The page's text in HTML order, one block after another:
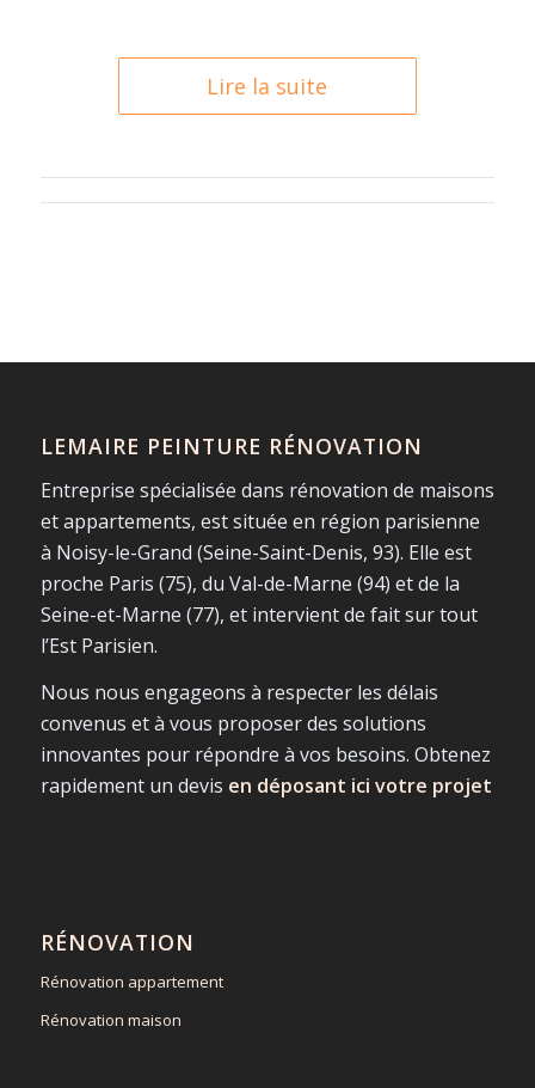
Lire la suite
LEMAIRE PEINTURE RÉNOVATION
Entreprise spécialisée dans rénovation de maisons
et appartements, est située en région parisienne
à Noisy-le-Grand (Seine-Saint-Denis, 93). Elle est
proche Paris (75), du Val-de-Marne (94) et de la
Seine-et-Marne (77), et intervient de fait sur tout
l’Est Parisien.
Nous nous engageons à respecter les délais
convenus et à vous proposer des solutions
innovantes pour répondre à vos besoins. Obtenez
rapidement un devis en déposant ici votre projet
RÉNOVATION
Rénovation appartement
Rénovation maison